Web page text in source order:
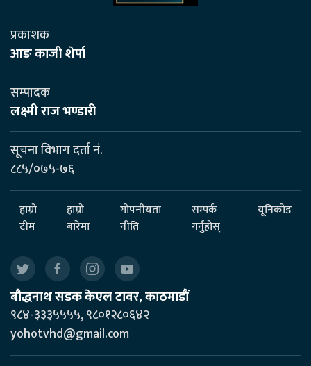
प्रकाशक
आङ काजी शेर्पा
सम्पादक
लक्ष्मी राज भण्डारी
सूचना विभाग दर्ता नं.
८८५/०७५-७६
हाम्रो
टीम
हाम्रो
बारेमा
गोपनीयता
नीति
सम्पर्क
गर्नुहोस्
यूनिकोड
बौद्धनाथ सडक केएल टावर, काठमाडौं
९८४-३३३५५५५, ९८०१२८०६४२
yohotvhd@gmail.com